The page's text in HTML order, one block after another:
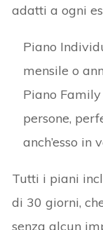
adatti a ogni
Piano
mensile o
Piano
persone,
anch’esso in
Tutti i piani
di 30 giorni,
senza alcun